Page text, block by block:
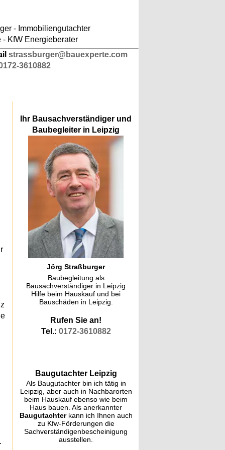
- Immobiliengutachter
- KfW Energieberater
strassburger@bauexperte.com
3610882
Ihr Bausachverständiger und
Baubegleiter in Leipzig
Jörg Straßburger
Baubegleitung als
Bausachverständiger in Leipzig
Hilfe beim Hauskauf und bei
Bauschäden in Leipzig.
Rufen Sie an!
Tel.: 0172-3610882
Baugutachter Leipzig
Als Baugutachter bin ich tätig in
Leipzig, aber auch in Nachbarorten
beim Hauskauf ebenso wie beim
Haus bauen. Als anerkannter
Baugutachterkann ich Ihnen auch
zu Kfw-Förderungen die
Sachverständigenbescheinigung
ausstellen.